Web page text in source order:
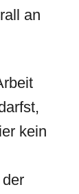
an
kein